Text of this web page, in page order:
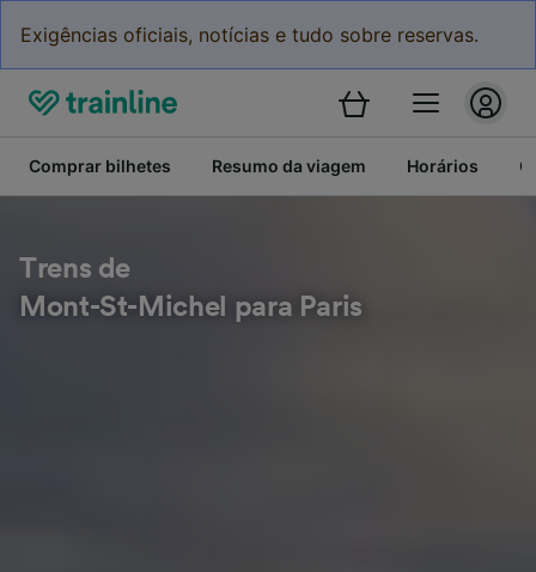
Exigências oficiais, notícias e tudo sobre reservas.
Comprar bilhetes Resumo da viagem Horários
Trens de
Mont-St-Michel para Paris